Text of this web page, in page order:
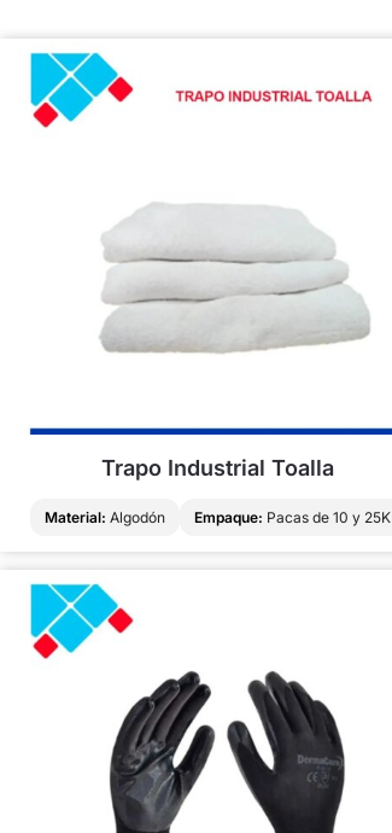
Cotizar
Trapo Industrial Toalla
Material: Algodón Empaque: Pacas de 10 y 25K